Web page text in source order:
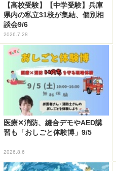
【高校受験】【中学受験】兵庫
県内の私立31校が集結、個別相
談会9/6
2026.7.28
医療✕消防、縫合デモやAED講
習も「おしごと体験博」9/5
2026.8.6